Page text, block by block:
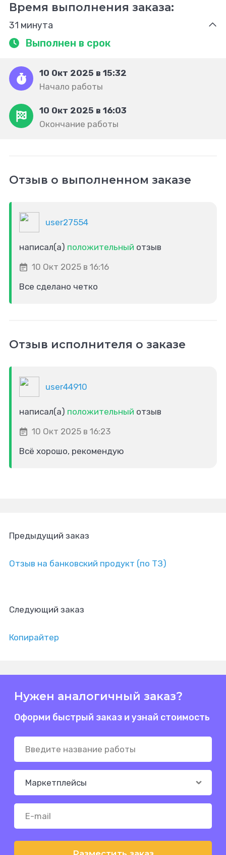
Время выполнения заказа:
31 минута
Выполнен в срок
10 Окт 2025 в 15:32
Начало работы
10 Окт 2025 в 16:03
Окончание работы
Отзыв о выполненном заказе
user27554
написал(а) положительный отзыв
10 Окт 2025 в 16:16
Все сделано четко
Отзыв исполнителя о заказе
user44910
написал(а) положительный отзыв
10 Окт 2025 в 16:23
Всё хорошо, рекомендую
Предыдущий заказ
Отзыв на банковский продукт (по ТЗ)
Следующий заказ
Копирайтер
Нужен аналогичный заказ?
Оформи быстрый заказ и узнай стоимость